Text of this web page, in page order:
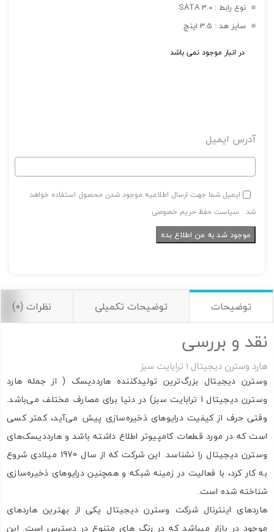
نوع رابط : SATA 3.0
سایز هد : 3.5 اینچ
در انبار موجود نمی باشد
آدرس ایمیل
ایمیل شما جهت ارسال اطلاعیه موجود شدن محصول استفاده خواهد
شد . سیاست حفظ حریم خصوصی
توضیحات توضیحات تکمیلی نظرات (0)
نقد و بررسی
هارد وسترن دیجیتال 1 ترابایت سبز
وسترن دیجیتال بزرگ‌ترین تولیدکننده‌ هارددیسک ( از جمله هارد
وسترن دیجیتال 1 ترابایت سبز) در دنیا برای مصارف مختلف می‌باشد.
وقتی حرف از کیفیت درایوهای ذخیره‌سازی پیش می‌آید، کمتر کسی
است که در مورد قطعات کامپیوتر اطلاع داشته باشد و هارددیسک‌های
وسترن دیجیتال را نشناسد. این شرکت که از سال 1970 میلادی شروع
به کار کرد، با فعالیت در زمینه شبکه و همچنین درایوهای ذخیره‌سازی
شناخته شده است.
هاردهای اینترنال شرکت وسترن دیجیتال یکی از بهترین هاردهای
موجود در بازار میباشد که در رنگ های متنوع در دسترس است. این
اشتراک گذاری در شبکه های اجتماعی
ارسال به ایمیل
ارسال
تصاویر رسمی